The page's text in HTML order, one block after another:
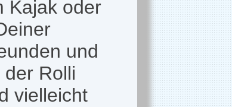
Kajak oder
und
Rolli
vielleicht